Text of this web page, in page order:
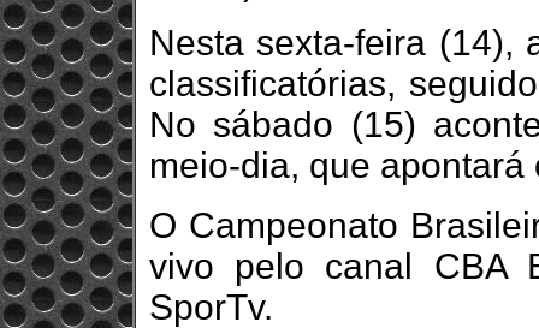
Nesta sexta-feira (14),
classificatórias,
No sábado (15)
meio-dia, que
O Campeonato
vivo pelo canal CBA
SporTv.